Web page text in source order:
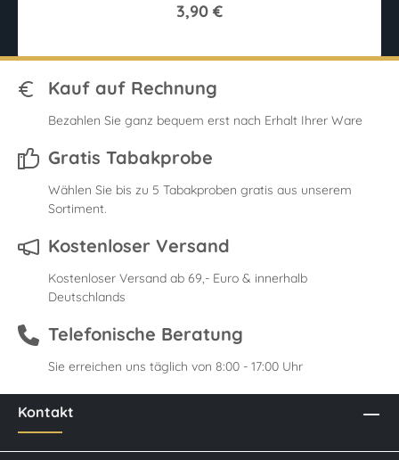
3,90 €
Kauf auf Rechnung
Bezahlen Sie ganz bequem erst nach Erhalt Ihrer Ware
Gratis Tabakprobe
Wählen Sie bis zu 5 Tabakproben gratis aus unserem
Sortiment.
Kostenloser Versand
Kostenloser Versand ab 69,- Euro & innerhalb
Deutschlands
Telefonische Beratung
Sie erreichen uns täglich von 8:00 - 17:00 Uhr
Kontakt